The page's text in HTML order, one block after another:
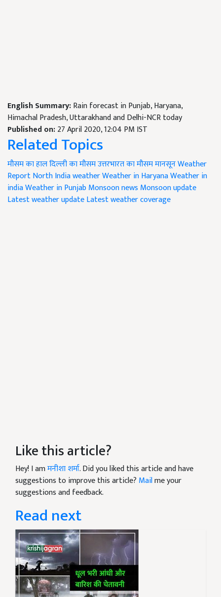
English Summary:Rain forecast in Punjab, Haryana,
Himachal Pradesh, Uttarakhand and Delhi-NCR today
Published on:27 April 2020, 12:04 PM IST
Related Topics
मौसम का हालदिल्ली का मौसमउत्तरभारत का मौसममानसूनWeather
ReportNorth India weatherWeather in HaryanaWeather in
indiaWeather in Punjab Monsoon news Monsoon update
Latest weather updateLatest weather coverage
Like this article?
Hey! I amमनीशा शर्मा. Did you liked this article and have
suggestions to improve this article? Mailme your
suggestions and feedback.
Read next